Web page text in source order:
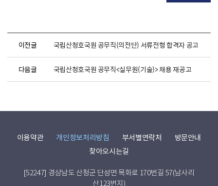
이전글 국립산청호국원 공무직(의전단) 서류전형 합격자 공고
다음글 국립산청호국원 공무직<실무원(기술)> 채용 재공고
이용약관 개인정보처리방침 부서별연락처
방문안내
찾아오시는길
[52247] 경상남도 산청군 단성면 목화로 170번길 57(남사리
산123번지)